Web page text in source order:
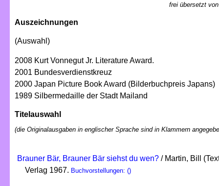
frei übersetzt
Auszeichnungen
(Auswahl)
2008 Kurt Vonnegut Jr. Literature Award.
2001 Bundesverdienstkreuz
2000 Japan Picture Book Award (Bilderbuchpreis Japans)
1989 Silbermedaille der Stadt Mailand
Titelauswahl
(die Originalausgaben in englischer Sprache sind in Klammern
Brauner Bär, Brauner Bär siehst du wen? / Martin, Bill
Verlag 1967. Buchvorstellungen: ()